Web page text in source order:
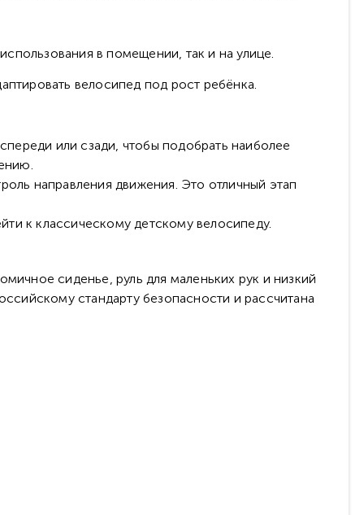
в помещении, так и на улице.
велосипед под рост ребёнка.
или сзади, чтобы подобрать наиболее
направления движения. Это отличный этап
к классическому детскому велосипеду.
сиденье, руль для маленьких рук и низкий
стандарту безопасности и рассчитана